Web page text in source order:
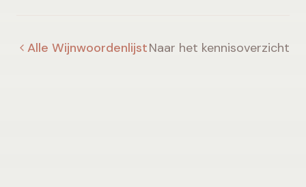
Alle WijnwoordenlijstNaar het kennisoverzicht